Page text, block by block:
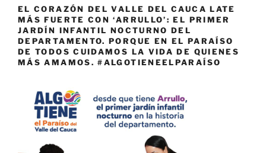
EL CORAZÓN DEL VALLE DEL CAUCA LATE
MÁS FUERTE CON ‘ARRULLO’: EL PRIMER
JARDÍN INFANTIL NOCTURNO DEL
DEPARTAMENTO. PORQUE EN EL PARAÍSO
DE TODOS CUIDAMOS LA VIDA DE QUIENES
MÁS AMAMOS. #ALGOTIENEELPARAÍSO